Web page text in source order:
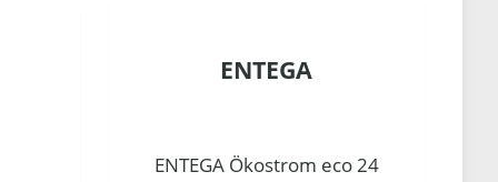
ENTEGA
ENTEGA Ökostrom eco 24